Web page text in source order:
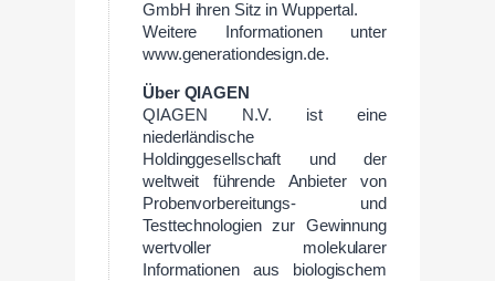
GmbH ihren Sitz in Wuppertal.
Weitere Informationen unter
www.generationdesign.de.
Über QIAGEN
QIAGEN N.V. ist eine
niederländische
Holdinggesellschaft und der
weltweit führende Anbieter von
Probenvorbereitungs- und
Testtechnologien zur Gewinnung
wertvoller molekularer
Informationen aus biologischem